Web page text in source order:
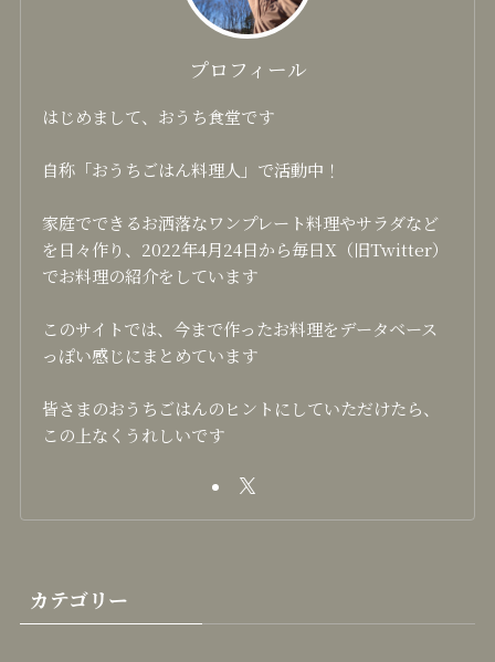
プロフィール
はじめまして、おうち食堂です
自称「おうちごはん料理人」で活動中！
家庭でできるお洒落なワンプレート料理やサラダなど
を日々作り、2022年4月24日から毎日X（旧Twitter）
でお料理の紹介をしています
このサイトでは、今まで作ったお料理をデータベース
っぽい感じにまとめています
皆さまのおうちごはんのヒントにしていただけたら、
この上なくうれしいです
カテゴリー